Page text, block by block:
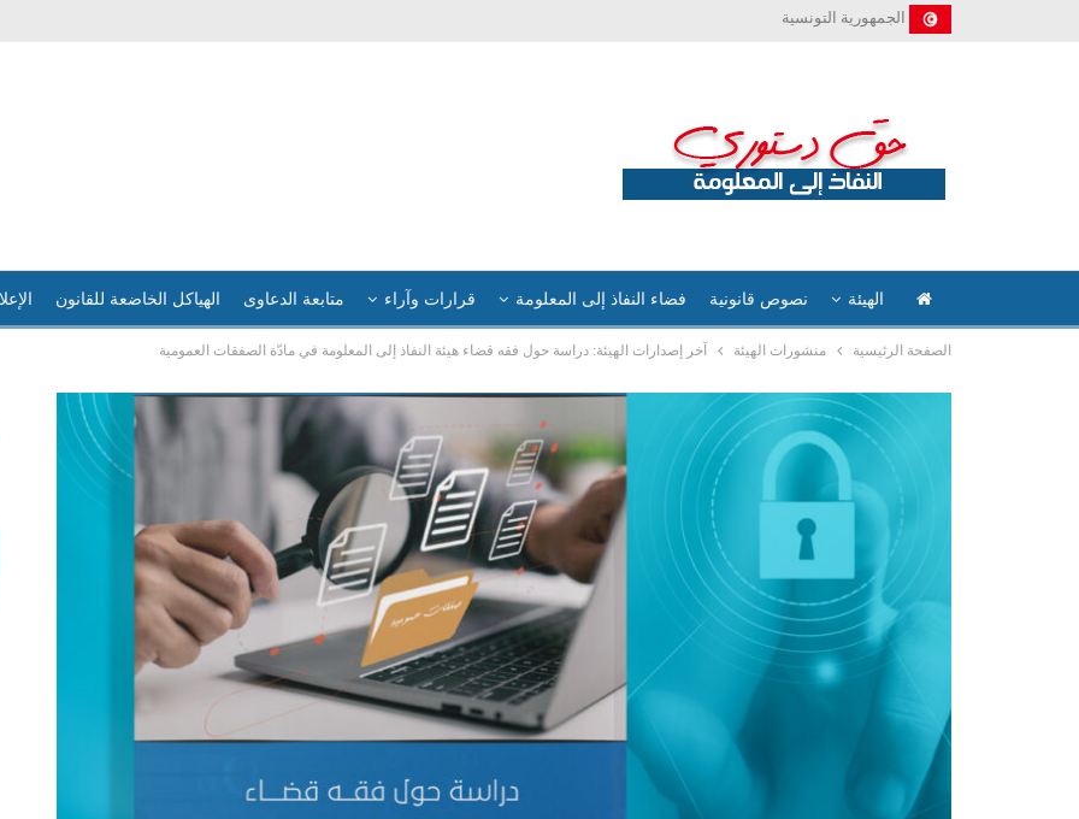
الجمهورية التونسية
الهيئة نصوص قانونية فضاء النفاذ إلى المعلومة قرارات وآراء متابعة الدعاوى الهياكل الخاضعة للقانون
الصفحة الرئيسية منشورات الهيئة آخر إصدارات الهيئة: دراسة حول فقه قضاء هيئة النفاذ إلى المعلومة في مادّة الصفقات العمومية